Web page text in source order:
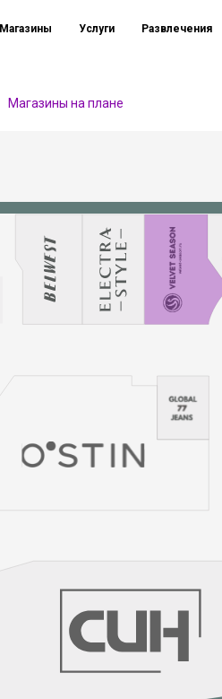
Магазины Услуги Развлечения
Магазины на плане